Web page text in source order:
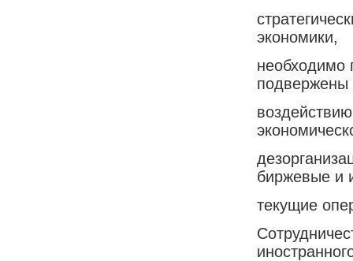
экономики,
необходимо
подвержены
биржевые и
текущие